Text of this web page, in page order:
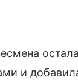
и